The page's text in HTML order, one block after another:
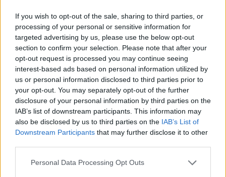
If you wish to opt-out of the sale, sharing to third parties, or
processing of your personal or sensitive information for
targeted advertising by us, please use the below opt-out
section to confirm your selection. Please note that after your
opt-out request is processed you may continue seeing
interest-based ads based on personal information utilized by
us or personal information disclosed to third parties prior to
your opt-out. You may separately opt-out of the further
disclosure of your personal information by third parties on the
IAB’s list of downstream participants. This information may
also be disclosed by us to third parties on the IAB’s List of
Downstream Participants that may further disclose it to other
Personal Data Processing Opt Outs
l’aspect des pores Malheureusement terribles maux de
ventre et d’estomac avec nausées bouffée de chaleur et
état de faiblesse J’ai pris 2 gélules à 10h pour être
éloignée des repas et je n’étais pas à jeun…...lire la suite
votre avis 1 Réaction
Rubozinc
21/05/2022 | Femme | 29
gluconate de zinc (30)
Acné
Efficacité